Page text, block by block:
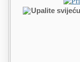
Upalite svijeću